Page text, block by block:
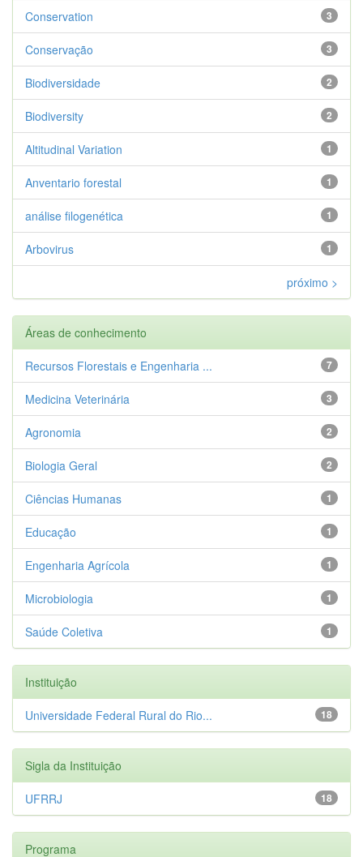
3
Conservation
3
Conservação
2
Biodiversidade
2
Biodiversity
1
Altitudinal Variation
1
Anventario forestal
1
análise filogenética
1
Arbovirus
próximo >
Áreas de conhecimento
7
Recursos Florestais e Engenharia ...
3
Medicina Veterinária
2
Agronomia
2
Biologia Geral
1
Ciências Humanas
1
Educação
1
Engenharia Agrícola
1
Microbiologia
1
Saúde Coletiva
Instituição
18
Universidade Federal Rural do Rio...
Sigla da Instituição
18
UFRRJ
Programa